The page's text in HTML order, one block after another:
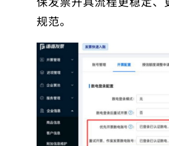
规范。